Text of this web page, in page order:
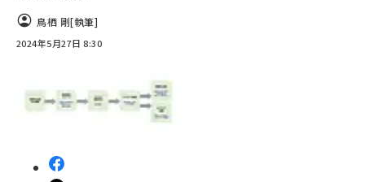
鳥栖 剛[執筆]
2024年5月27日 8:30